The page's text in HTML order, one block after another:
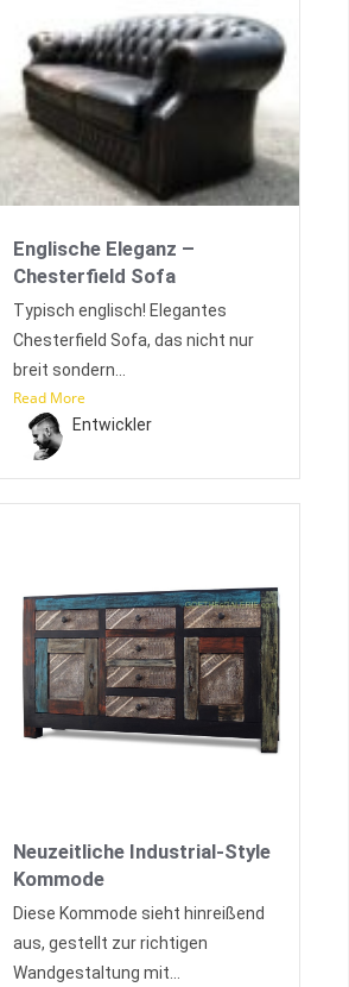
Englische Eleganz –
Chesterfield Sofa
Typisch englisch! Elegantes
Chesterfield Sofa, das nicht nur
breit sondern...
Read More
Entwickler
Neuzeitliche Industrial-Style
Kommode
Diese Kommode sieht hinreißend
aus, gestellt zur richtigen
Wandgestaltung mit...